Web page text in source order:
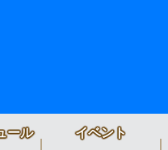
ール イベント